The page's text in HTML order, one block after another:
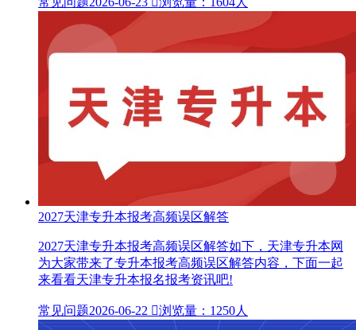
2027天津专升本报考高频误区解答
2027天津专升本报考高频误区解答如下，天津专升本网
为大家带来了专升本报考高频误区解答内容，下面一起
来看看天津专升本报名报考资讯吧!
常见问题2026-06-22 浏览量：1250人